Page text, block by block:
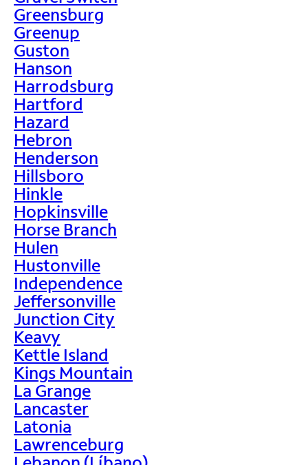
Greensburg
Greenup
Guston
Hanson
Harrodsburg
Hartford
Hazard
Hebron
Henderson
Hillsboro
Hinkle
Hopkinsville
Horse Branch
Hulen
Hustonville
Independence
Jeffersonville
Junction City
Keavy
Kettle Island
Kings Mountain
La Grange
Lancaster
Latonia
Lawrenceburg